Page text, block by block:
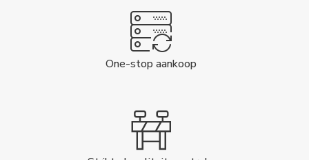
One-stop aankoop